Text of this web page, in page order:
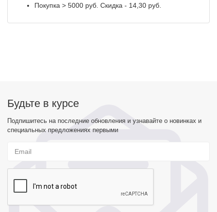
Покупка > 5000 руб. Скидка - 14,30 руб.
Будьте в курсе
Подпишитесь на последние обновления и узнавайте о новинках и
специальных предложениях первыми